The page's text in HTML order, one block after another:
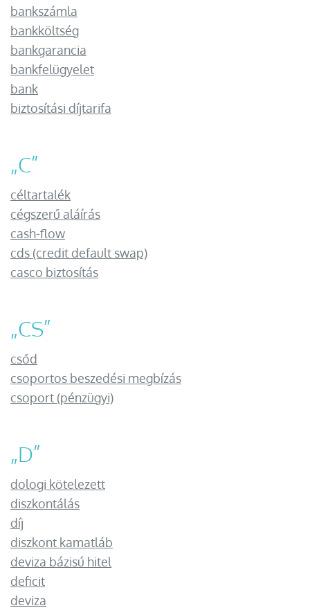
bankszámla
bankköltség
bankgarancia
bankfelügyelet
bank
biztosítási díjtarifa
„C”
céltartalék
cégszerű aláírás
cash-flow
cds (credit default swap)
casco biztosítás
„CS”
csőd
csoportos beszedési megbízás
csoport (pénzügyi)
„D”
dologi kötelezett
diszkontálás
díj
diszkont kamatláb
deviza bázisú hitel
deficit
deviza